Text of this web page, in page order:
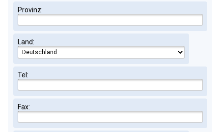
Provinz:
Land:
Tel:
Fax: